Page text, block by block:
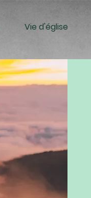
Vie d'église